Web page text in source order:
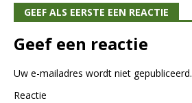
GEEF ALS EERSTE EEN REACTIE
Geef een reactie
Uw e-mailadres wordt niet gepubliceerd.
Reactie